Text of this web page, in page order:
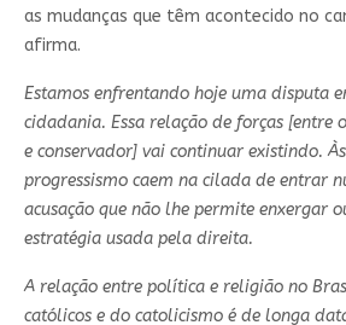
as mudanças que têm acontecido no
afirma.
Estamos enfrentando hoje uma disputa
cidadania. Essa relação de forças [entre
e conservador] vai continuar existindo.
progressismo caem na cilada de entrar
acusação que não lhe permite enxergar
estratégia usada pela direita.
A relação entre política e religião no
católicos e do catolicismo é de longa